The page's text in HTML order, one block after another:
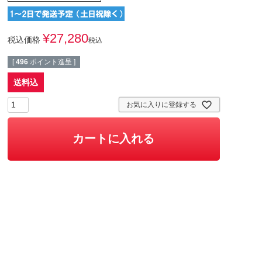
税込価格 ¥27,280税込
[ 496 ポイント進呈 ]
送料込
お気に入りに登録する
カートに入れる